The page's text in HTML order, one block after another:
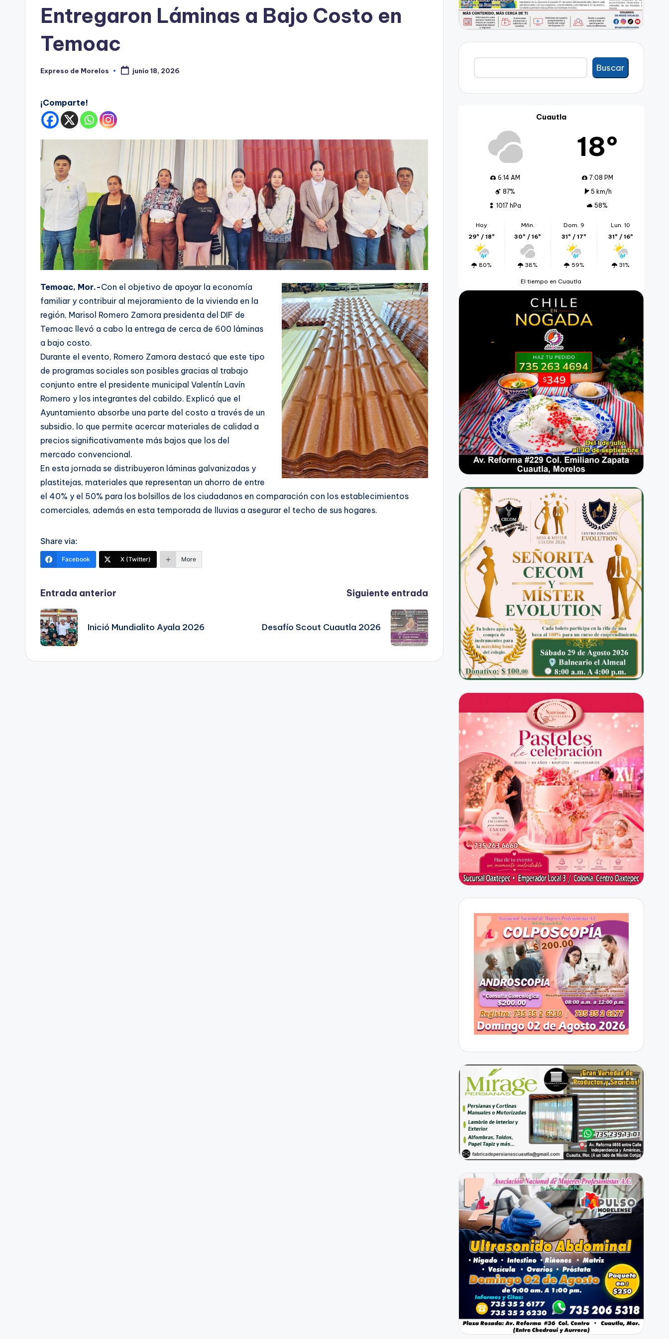
Entregaron Láminas a Bajo Costo en
Temoac
Publicado
Expreso de Morelos junio 18, 2026
¡Comparte!
Temoac, Mor.-Con el objetivo de apoyar la economía
familiar y contribuir al mejoramiento de la vivienda en la
región, Marisol Romero Zamora presidenta del DIF de
Temoac llevó a cabo la entrega de cerca de 600 láminas
a bajo costo.
Durante el evento, Romero Zamora destacó que este tipo
de programas sociales son posibles gracias al trabajo
conjunto entre el presidente municipal Valentín Lavín
Romero y los integrantes del cabildo. Explicó que el
Ayuntamiento absorbe una parte del costo a través de un
subsidio, lo que permite acercar materiales de calidad a
precios significativamente más bajos que los del
mercado convencional.
En esta jornada se distribuyeron láminas galvanizadas y
plastitejas, materiales que representan un ahorro de entre
el 40% y el 50% para los bolsillos de los ciudadanos en comparación con los establecimientos
comerciales, además en esta temporada de lluvias a asegurar el techo de sus hogares.
Share via:
Facebook X (Twitter) More
Navegación
de
entradas
Entrada anterior
Inició Mundialito Ayala 2026
Siguiente entrada
Desafío Scout Cuautla 2026
Buscar
Buscar
Cuautla
18º
6:14 AM
7:08 PM
87%
5 km/h
1017 hPa
58%
Hoy
29º / 18º
80%
Mñn.
30º / 16º
38%
Dom. 9
31º / 17º
59%
Lun. 10
31º / 16º
31%
El tiempo en Cuautla